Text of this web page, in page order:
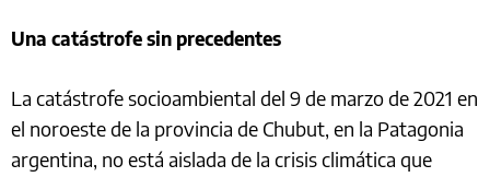
Una catástrofe sin precedentes
La catástrofe socioambiental del 9 de marzo de 2021 en
el noroeste de la provincia de Chubut, en la Patagonia
argentina, no está aislada de la crisis climática que